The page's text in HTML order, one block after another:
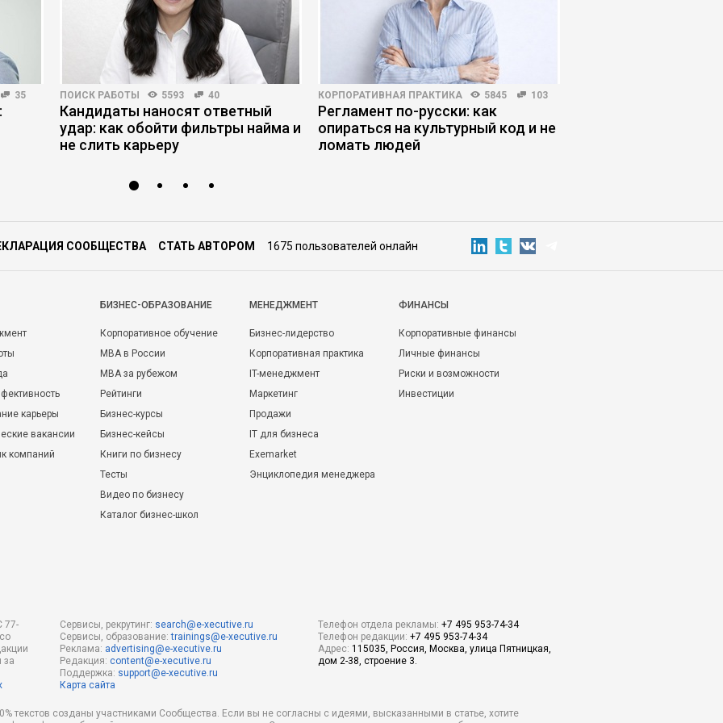
и
и
и
и
35 ПОИСК РАБОТЫ 5593 40
Кандидаты наносят ответный
удар: как обойти фильтры найма и
не слить карьеру
КОРПОРАТИВНАЯ ПРАКТИКА 5845 103
Регламент по-русски: как
опираться на культурный код и не
ломать людей
СООБЩЕСТВА СТАТЬ АВТОРОМ 1675 пользователей онлайн
карьеры
вакансии
компаний
БИЗНЕС-ОБРАЗОВАНИЕ
Корпоративное обучение
MBA в России
MBA за рубежом
Рейтинги
Бизнес-курсы
Бизнес-кейсы
Книги по бизнесу
Тесты
Видео по бизнесу
Каталог бизнес-школ
МЕНЕДЖМЕНТ
Бизнес-лидерство
Корпоративная практика
IT-менеджмент
Маркетинг
Продажи
IT для бизнеса
Exemarket
Энциклопедия менеджера
ФИНАНСЫ
Корпоративные финансы
Личные финансы
Риски и возможности
Инвестиции
77-
за
Сервисы, рекрутинг: search@e-xecutive.ru
Сервисы, образование:trainings@e-xecutive.ru
Реклама: advertising@e-xecutive.ru
Редакция: content@e-xecutive.ru
Поддержка: support@e-xecutive.ru
Карта сайта
Телефон отдела рекламы: +7 495 953-74-34
Телефон редакции: +7 495 953-74-34
Адрес: 115035, Россия, Москва, улица Пятницкая,
дом 2-38, строение 3.
текстов созданы участниками Сообщества. Если вы не согласны с идеями, высказанными в статье, хотите